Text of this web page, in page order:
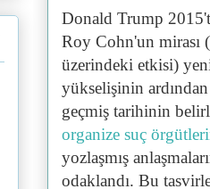
Donald Trump
Roy Cohn'un mirası
üzerindeki etkisi)
yükselişinin
geçmiş tarihinin
organize suç
yozlaşmış
odaklandı. Bu